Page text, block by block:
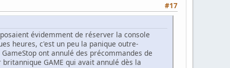
#17
évidemment de réserver la console
heures, c'est un peu la panique outre-
ont annulé des précommandes de
GAME qui avait annulé dès la